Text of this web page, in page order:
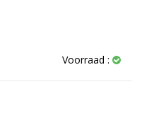
Voorraad :